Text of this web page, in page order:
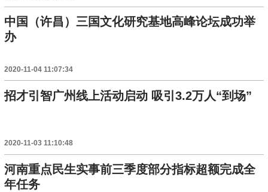
中国（许昌）三国文化研究基地高峰论坛成功举
办
2020-11-04 11:07:34
招才引智广州线上活动启动 吸引3.2万人“到场”
2020-11-03 11:10:48
河南重点民生实事前三季度部分指标超额完成全
年任务